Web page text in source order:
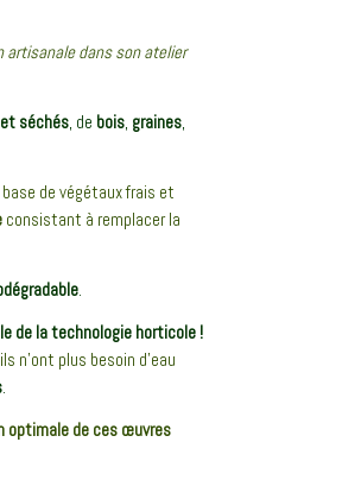
artisanale dans son atelier
séchés, de bois, graines,
de végétaux frais et
consistant à remplacer la
.
de la technologie horticole !
n’ont plus besoin d’eau
.
optimale de ces œuvres